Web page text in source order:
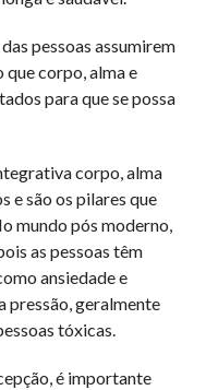
pessoas assumirem
corpo, alma e
para que se possa
corpo, alma
e são os pilares que
mundo pós moderno,
as pessoas têm
ansiedade e
pressão, geralmente
tóxicas.
é importante